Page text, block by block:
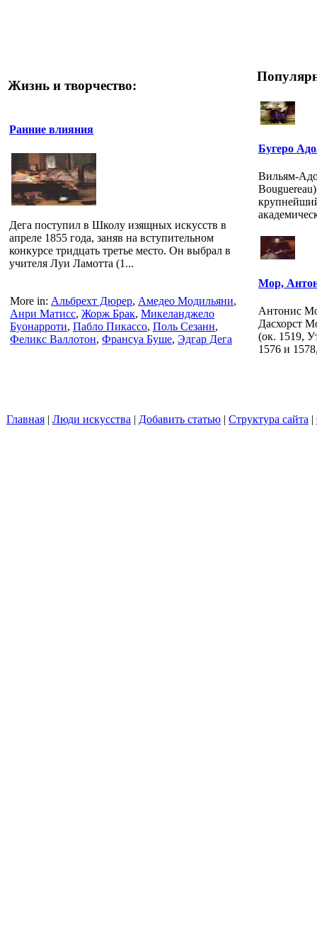
Жизнь и творчество:
Ранние влияния
Дега поступил в Школу изящных искусств в
апреле 1855 года, заняв на вступительном
конкурсе тридцать третье место. Он выбрал в
учителя Луи Ламотта (1...
More in: Альбрехт Дюрер, Амедео Модильяни,
Анри Матисс, Жорж Брак, Микеланджело
Буонарроти, Пабло Пикассо, Поль Сезанн,
Феликс Валлотон, Франсуа Буше, Эдгар Дега
Бугеро
Вильям-
Мор,
Антонис
Дасхорст
(ок. 1519,
1576 и
Главная | Люди искусства | Добавить статью | Структура сайта |